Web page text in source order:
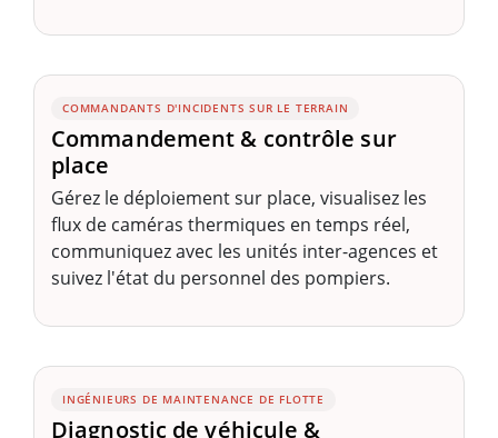
COMMANDANTS D'INCIDENTS SUR LE TERRAIN
Commandement & contrôle sur
place
Gérez le déploiement sur place, visualisez les
flux de caméras thermiques en temps réel,
communiquez avec les unités inter-agences et
suivez l'état du personnel des pompiers.
INGÉNIEURS DE MAINTENANCE DE FLOTTE
Diagnostic de véhicule &